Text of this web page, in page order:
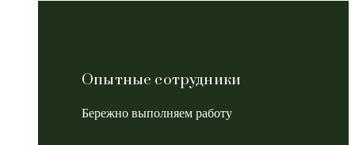
Опытные сотрудники
Бережно выполняем работу